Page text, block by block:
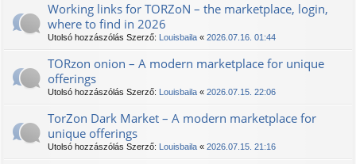
Working links for TORZoN – the marketplace, login,
where to find in 2026
Utolsó hozzászólás Szerző: Louisbaila « 2026.07.16. 01:44
TORzon onion – A modern marketplace for unique
offerings
Utolsó hozzászólás Szerző: Louisbaila « 2026.07.15. 22:06
TorZon Dark Market – A modern marketplace for
unique offerings
Utolsó hozzászólás Szerző: Louisbaila « 2026.07.15. 21:16